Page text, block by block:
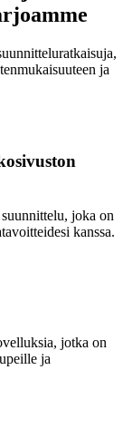
ja
joka on
kanssa.
jotka on
ja